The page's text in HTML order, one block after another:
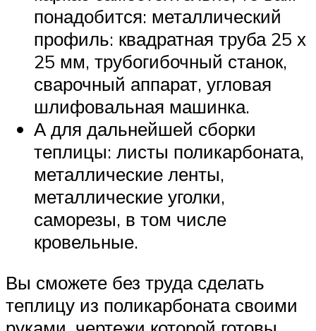
понадобится: металлический
профиль: квадратная труба 25 х
25 мм, трубогибочный станок,
сварочный аппарат, угловая
шлифовальная машинка.
А для дальнейшей сборки
теплицы: листы поликарбоната,
металлические ленты,
металлические уголки,
саморезы, в том числе
кровельные.
Вы сможете без труда сделать
теплицу из поликарбоната своими